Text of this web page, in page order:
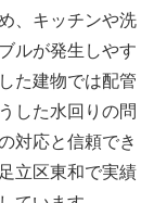
、キッチンや洗
ルが発生しやす
た建物では配管
した水回りの問
対応と信頼でき
立区東和で実績